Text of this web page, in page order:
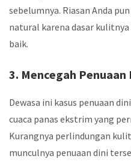
sebelumnya. Riasan Anda
natural karena dasar
baik.
3. Mencegah Penuaan
Dewasa ini kasus penuaan
cuaca panas ekstrim yang
Kurangnya perlindungan
munculnya penuaan dini